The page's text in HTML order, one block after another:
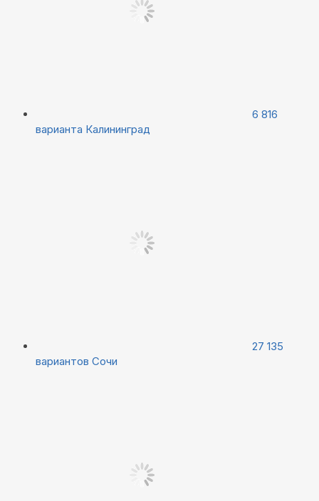
6 816
варианта Калининград
27 135
вариантов Сочи